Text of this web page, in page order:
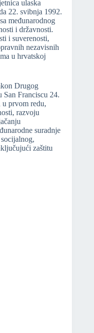
ulaska
22. svibnja 1992.
međunarodnog
i državnosti.
i suverenosti,
nezavisnih
u hrvatskoj
Drugog
San Franciscu 24.
u prvom redu,
razvoju
suradnje
zaštitu